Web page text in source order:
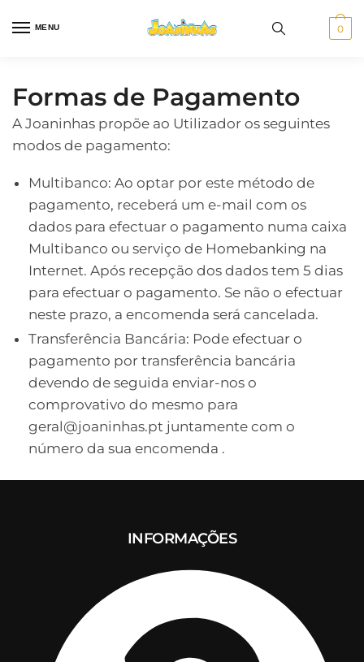
MENU 0
Formas de Pagamento
A Joaninhas propõe ao Utilizador os seguintes
modos de pagamento:
Multibanco: Ao optar por este método de
pagamento, receberá um e-mail com os
dados para efectuar o pagamento numa caixa
Multibanco ou serviço de Homebanking na
Internet. Após recepção dos dados tem 5 dias
para efectuar o pagamento. Se não o efectuar
neste prazo, a encomenda será cancelada.
Transferência Bancária: Pode efectuar o
pagamento por transferência bancária
devendo de seguida enviar-nos o
comprovativo do mesmo para
geral@joaninhas.pt juntamente com o
número da sua encomenda .
INFORMAÇÕES